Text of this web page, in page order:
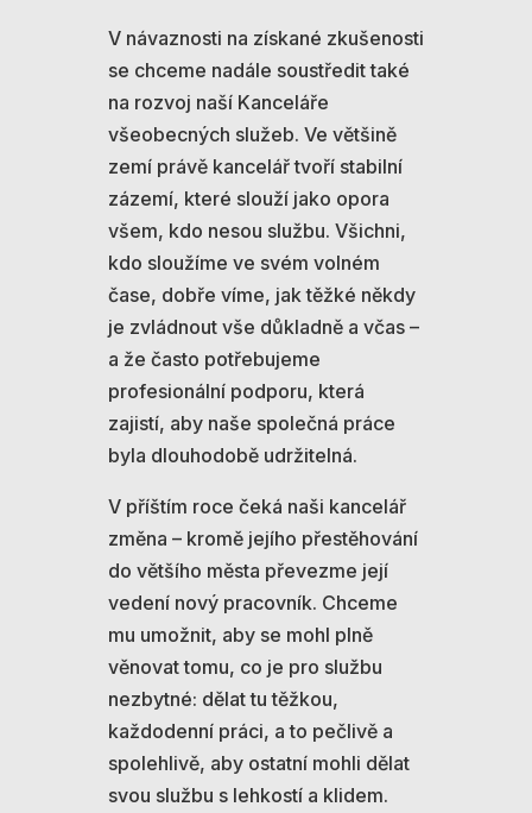
V návaznosti na získané zkušenosti
se chceme nadále soustředit také
na rozvoj naší Kanceláře
všeobecných služeb. Ve většině
zemí právě kancelář tvoří stabilní
zázemí, které slouží jako opora
všem, kdo nesou službu. Všichni,
kdo sloužíme ve svém volném
čase, dobře víme, jak těžké někdy
je zvládnout vše důkladně a včas –
a že často potřebujeme
profesionální podporu, která
zajistí, aby naše společná práce
byla dlouhodobě udržitelná.
V příštím roce čeká naši kancelář
změna – kromě jejího přestěhování
do většího města převezme její
vedení nový pracovník. Chceme
mu umožnit, aby se mohl plně
věnovat tomu, co je pro službu
nezbytné: dělat tu těžkou,
každodenní práci, a to pečlivě a
spolehlivě, aby ostatní mohli dělat
svou službu s lehkostí a klidem.